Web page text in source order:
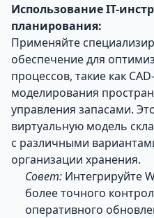
Использование IT-
планирования:
Применяйте
обеспечение для
процессов, такие как
моделирования
управления запасами.
виртуальную модель
с различными
организации хранения.
Совет: Интегрируйте
более точного
оперативного